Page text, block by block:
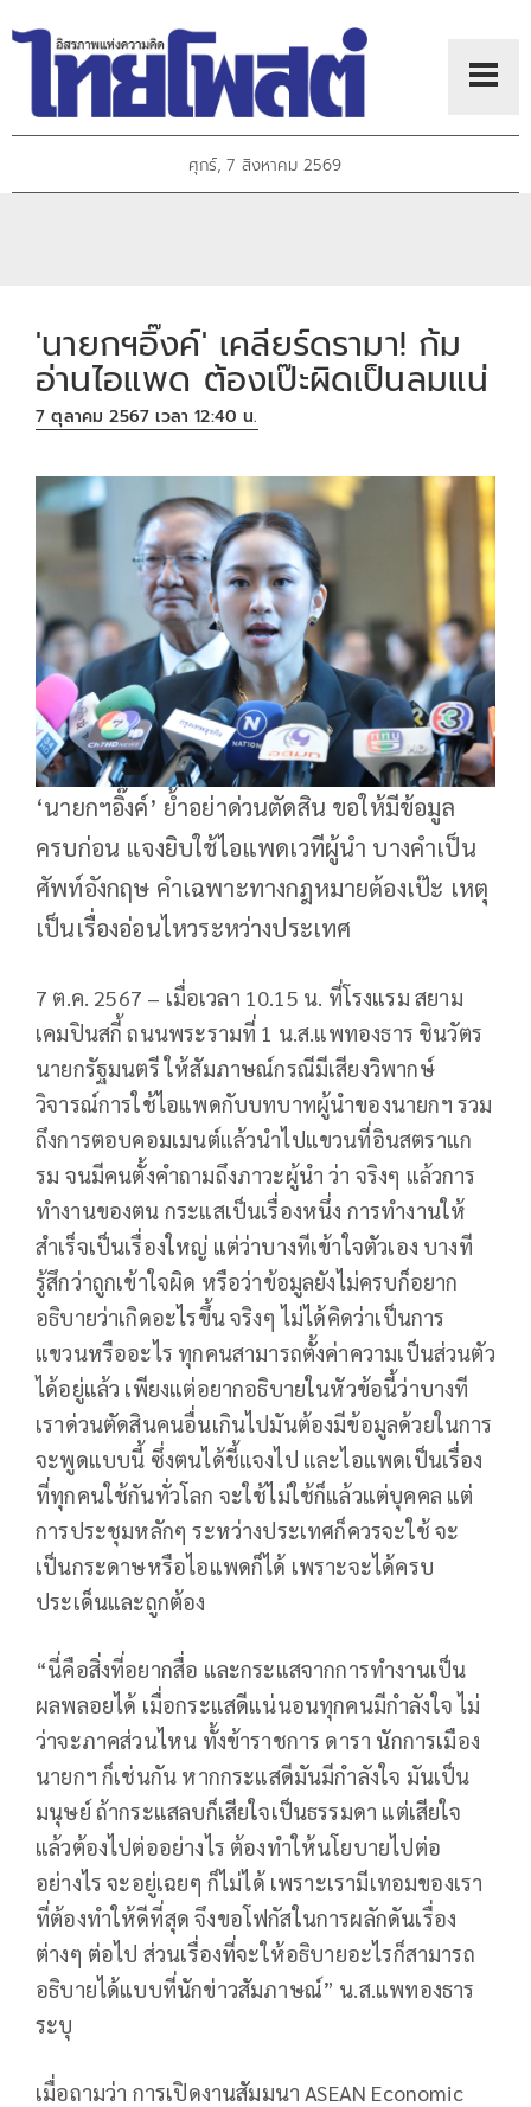
ศุกร์, 7 สิงหาคม 2569
'นายกฯอิ๊งค์' เคลียร์ดรามา! ก้ม
อ่านไอแพด ต้องเป๊ะผิดเป็นลมแน่
7 ตุลาคม 2567 เวลา 12:40 น.
‘นายกฯอิ๊งค์’ ย้ำอย่าด่วนตัดสิน ขอให้มีข้อมูล
ครบก่อน แจงยิบใช้ไอแพดเวทีผู้นำ บางคำเป็น
ศัพท์อังกฤษ คำเฉพาะทางกฎหมายต้องเป๊ะ เหตุ
เป็นเรื่องอ่อนไหวระหว่างประเทศ
7 ต.ค. 2567 – เมื่อเวลา 10.15 น. ที่โรงแรม สยาม
เคมปินสกี้ ถนนพระรามที่ 1 น.ส.แพทองธาร ชินวัตร
นายกรัฐมนตรี ให้สัมภาษณ์กรณีมีเสียงวิพากษ์
วิจารณ์การใช้ไอแพดกับบทบาทผู้นำของนายกฯ รวม
ถึงการตอบคอมเมนต์แล้วนำไปแขวนที่อินสตราแก
รม จนมีคนตั้งคำถามถึงภาวะผู้นำ ว่า จริงๆ แล้วการ
ทำงานของตน กระแสเป็นเรื่องหนึ่ง การทำงานให้
สำเร็จเป็นเรื่องใหญ่ แต่ว่าบางทีเข้าใจตัวเอง บางที
รู้สึกว่าถูกเข้าใจผิด หรือว่าข้อมูลยังไม่ครบก็อยาก
อธิบายว่าเกิดอะไรขึ้น จริงๆ ไม่ได้คิดว่าเป็นการ
แขวนหรืออะไร ทุกคนสามารถตั้งค่าความเป็นส่วนตัว
ได้อยู่แล้ว เพียงแต่อยากอธิบายในหัวข้อนี้ว่าบางที
เราด่วนตัดสินคนอื่นเกินไปมันต้องมีข้อมูลด้วยในการ
จะพูดแบบนี้ ซึ่งตนได้ชี้แจงไป และไอแพดเป็นเรื่อง
ที่ทุกคนใช้กันทั่วโลก จะใช้ไม่ใช้ก็แล้วแต่บุคคล แต่
การประชุมหลักๆ ระหว่างประเทศก็ควรจะใช้ จะ
เป็นกระดาษหรือไอแพดก็ได้ เพราะจะได้ครบ
ประเด็นและถูกต้อง
“นี่คือสิ่งที่อยากสื่อ และกระแสจากการทำงานเป็น
ผลพลอยได้ เมื่อกระแสดีแน่นอนทุกคนมีกำลังใจ ไม่
ว่าจะภาคส่วนไหน ทั้งข้าราชการ ดารา นักการเมือง
นายกฯ ก็เช่นกัน หากกระแสดีมันมีกำลังใจ มันเป็น
มนุษย์ ถ้ากระแสลบก็เสียใจเป็นธรรมดา แต่เสียใจ
แล้วต้องไปต่ออย่างไร ต้องทำให้นโยบายไปต่อ
อย่างไร จะอยู่เฉยๆ ก็ไม่ได้ เพราะเรามีเทอมของเรา
ที่ต้องทำให้ดีที่สุด จึงขอโฟกัสในการผลักดันเรื่อง
ต่างๆ ต่อไป ส่วนเรื่องที่จะให้อธิบายอะไรก็สามารถ
อธิบายได้แบบที่นักข่าวสัมภาษณ์” น.ส.แพทองธาร
ระบุ
เมื่อถามว่า การเปิดงานสัมมนา ASEAN Economic